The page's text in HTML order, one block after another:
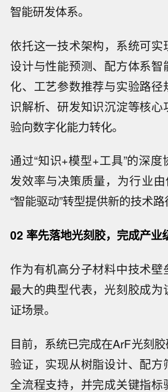
智能研发体系。
依托这一技术架构，系统可实
设计与性能预测、配方体系智
化、工艺参数推荐与实验路径
识解析、研发知识沉淀等核
验向数字化能力转化。
通过“知识+模型+工具”的深
发效率与决策质量，为行业由
“智能驱动”转型提供新的技术路
02 率先落地光刻胶，完成产业
作为有机高分子材料中技术壁
最大的典型代表，光刻胶成
证场景。
目前，系统已完成在ArF光刻
验证，实现从树脂设计、配方
全流程支持，并完成关键指标